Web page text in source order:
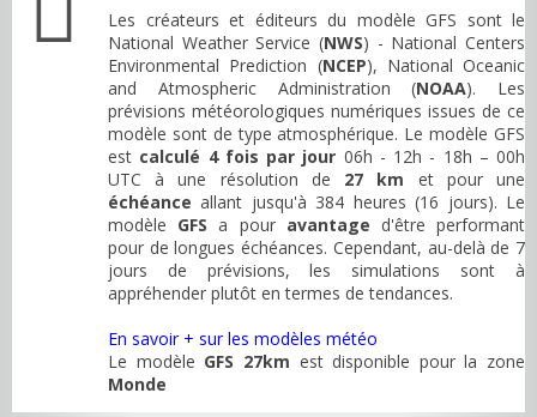
Les créateurs et éditeurs du modèle GFS sont le
National Weather Service (NWS) - National Centers
Environmental Prediction (NCEP), National Oceanic
and Atmospheric Administration (NOAA). Les
prévisions météorologiques numériques issues de ce
modèle sont de type atmosphérique. Le modèle GFS
est calculé 4 fois par jour 06h - 12h - 18h – 00h
UTC à une résolution de 27 km et pour une
échéance allant jusqu'à 384 heures (16 jours). Le
modèle GFS a pour avantage d'être performant
pour de longues échéances. Cependant, au-delà de 7
jours de prévisions, les simulations sont à
appréhender plutôt en termes de tendances.
En savoir + sur les modèles météo
Le modèle GFS 27km est disponible pour la zone
Monde